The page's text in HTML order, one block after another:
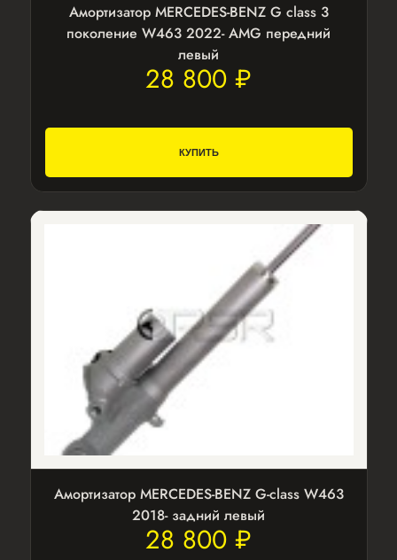
Амортизатор MERCEDES-BENZ G class 3
поколение W463 2022- AMG передний
левый
28 800 ₽
КУПИТЬ
Амортизатор MERCEDES-BENZ G-class W463
2018- задний левый
28 800 ₽